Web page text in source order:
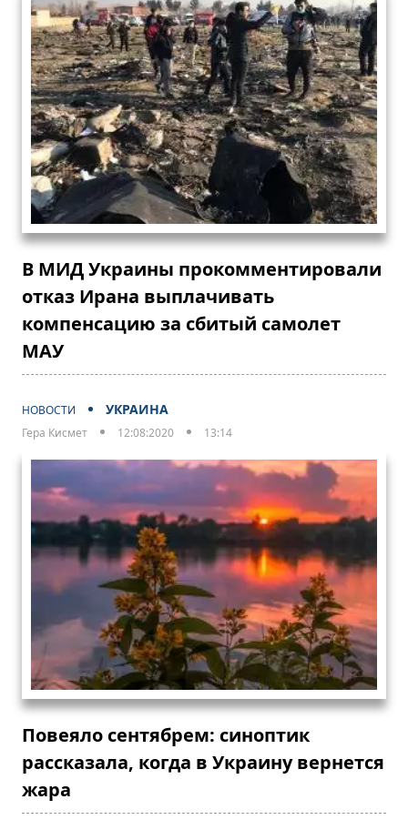
В МИД Украины прокомментировали
отказ Ирана выплачивать
компенсацию за сбитый самолет
МАУ
НОВОСТИ УКРАИНА
Гера Кисмет 12:08:2020 13:14
Повеяло сентябрем: синоптик
рассказала, когда в Украину вернется
жара